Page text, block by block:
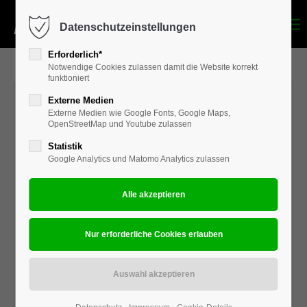
Login
Benutzername
Passwort
Support
Datenschutzeinstellungen
Erforderlich*
Notwendige Cookies zulassen damit die Website korrekt
funktioniert
Externe Medien
Externe Medien wie Google Fonts, Google Maps,
OpenStreetMap und Youtube zulassen
Statistik
Google Analytics und Matomo Analytics zulassen